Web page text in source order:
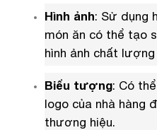
Hình ảnh: Sử dụng
món ăn có thể tạo
hình ảnh chất lượng
Biểu tượng: Có
logo của nhà hàng
thương hiệu.